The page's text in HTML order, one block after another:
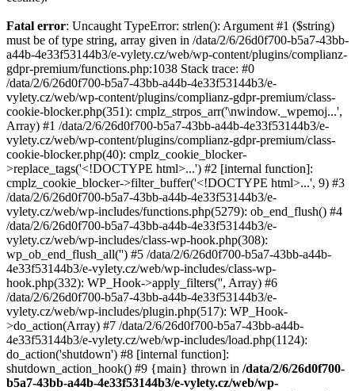
Fatal error: Uncaught TypeError: strlen(): Argument #1 ($string)
must be of type string, array given in /data/2/6/26d0f700-b5a7-43bb-
a44b-4e33f53144b3/e-vylety.cz/web/wp-content/plugins/complianz-
gdpr-premium/functions.php:1038 Stack trace: #0
/data/2/6/26d0f700-b5a7-43bb-a44b-4e33f53144b3/e-
vylety.cz/web/wp-content/plugins/complianz-gdpr-premium/class-
cookie-blocker.php(351): cmplz_strpos_arr('\nwindow._wpemoj...',
Array) #1 /data/2/6/26d0f700-b5a7-43bb-a44b-4e33f53144b3/e-
vylety.cz/web/wp-content/plugins/complianz-gdpr-premium/class-
cookie-blocker.php(40): cmplz_cookie_blocker-
>replace_tags('<!DOCTYPE html>...') #2 [internal function]:
cmplz_cookie_blocker->filter_buffer('<!DOCTYPE html>...', 9) #3
/data/2/6/26d0f700-b5a7-43bb-a44b-4e33f53144b3/e-
vylety.cz/web/wp-includes/functions.php(5279): ob_end_flush() #4
/data/2/6/26d0f700-b5a7-43bb-a44b-4e33f53144b3/e-
vylety.cz/web/wp-includes/class-wp-hook.php(308):
wp_ob_end_flush_all('') #5 /data/2/6/26d0f700-b5a7-43bb-a44b-
4e33f53144b3/e-vylety.cz/web/wp-includes/class-wp-
hook.php(332): WP_Hook->apply_filters('', Array) #6
/data/2/6/26d0f700-b5a7-43bb-a44b-4e33f53144b3/e-
vylety.cz/web/wp-includes/plugin.php(517): WP_Hook-
>do_action(Array) #7 /data/2/6/26d0f700-b5a7-43bb-a44b-
4e33f53144b3/e-vylety.cz/web/wp-includes/load.php(1124):
do_action('shutdown') #8 [internal function]:
shutdown_action_hook() #9 {main} thrown in /data/2/6/26d0f700-
b5a7-43bb-a44b-4e33f53144b3/e-vylety.cz/web/wp-